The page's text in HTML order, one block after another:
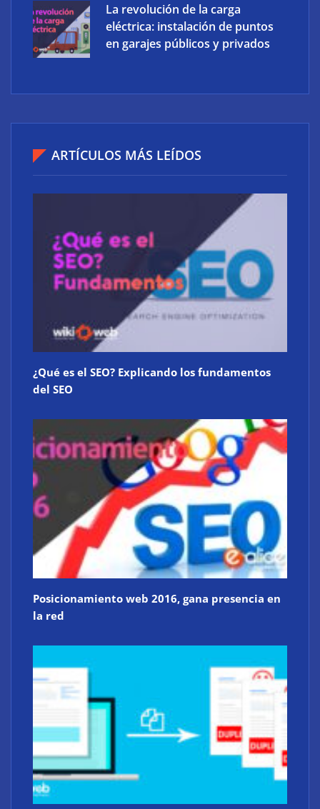
Ucademy lanza la marca Polaris para adaptar la
preparación de oposiciones al perfil del estudiante
Atos consigue la exclusiva certificación en
ciberdefensa CMMC 2.0 del Departamento de
Defensa de EE. UU.
La revolución de la carga
eléctrica: instalación de puntos
en garajes públicos y privados
ARTÍCULOS MÁS LEÍDOS
¿Qué es el SEO? Explicando los fundamentos
del SEO
Posicionamiento web 2016, gana presencia en
la red